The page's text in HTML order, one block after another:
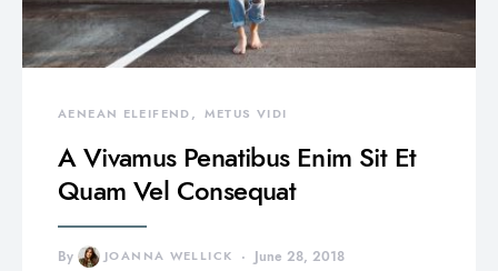
AENEAN ELEIFEND METUS VIDI
A Vivamus Penatibus Enim Sit Et
Quam Vel Consequat
By JOANNA WELLICK June 28, 2018